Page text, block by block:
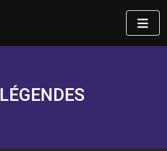
LÉGENDES